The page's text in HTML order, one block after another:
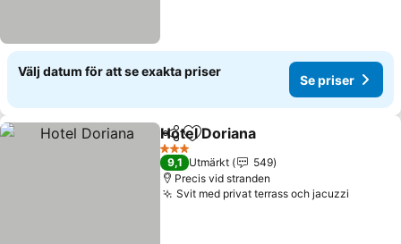
Välj datum för att se exakta priser
Se priser
Dela Lägg till i Mina Favoriter
Hotel Doriana
3 Stjärnor
9,1 Utmärkt
549
Precis vid stranden
Svit med privat terrass och jacuzzi